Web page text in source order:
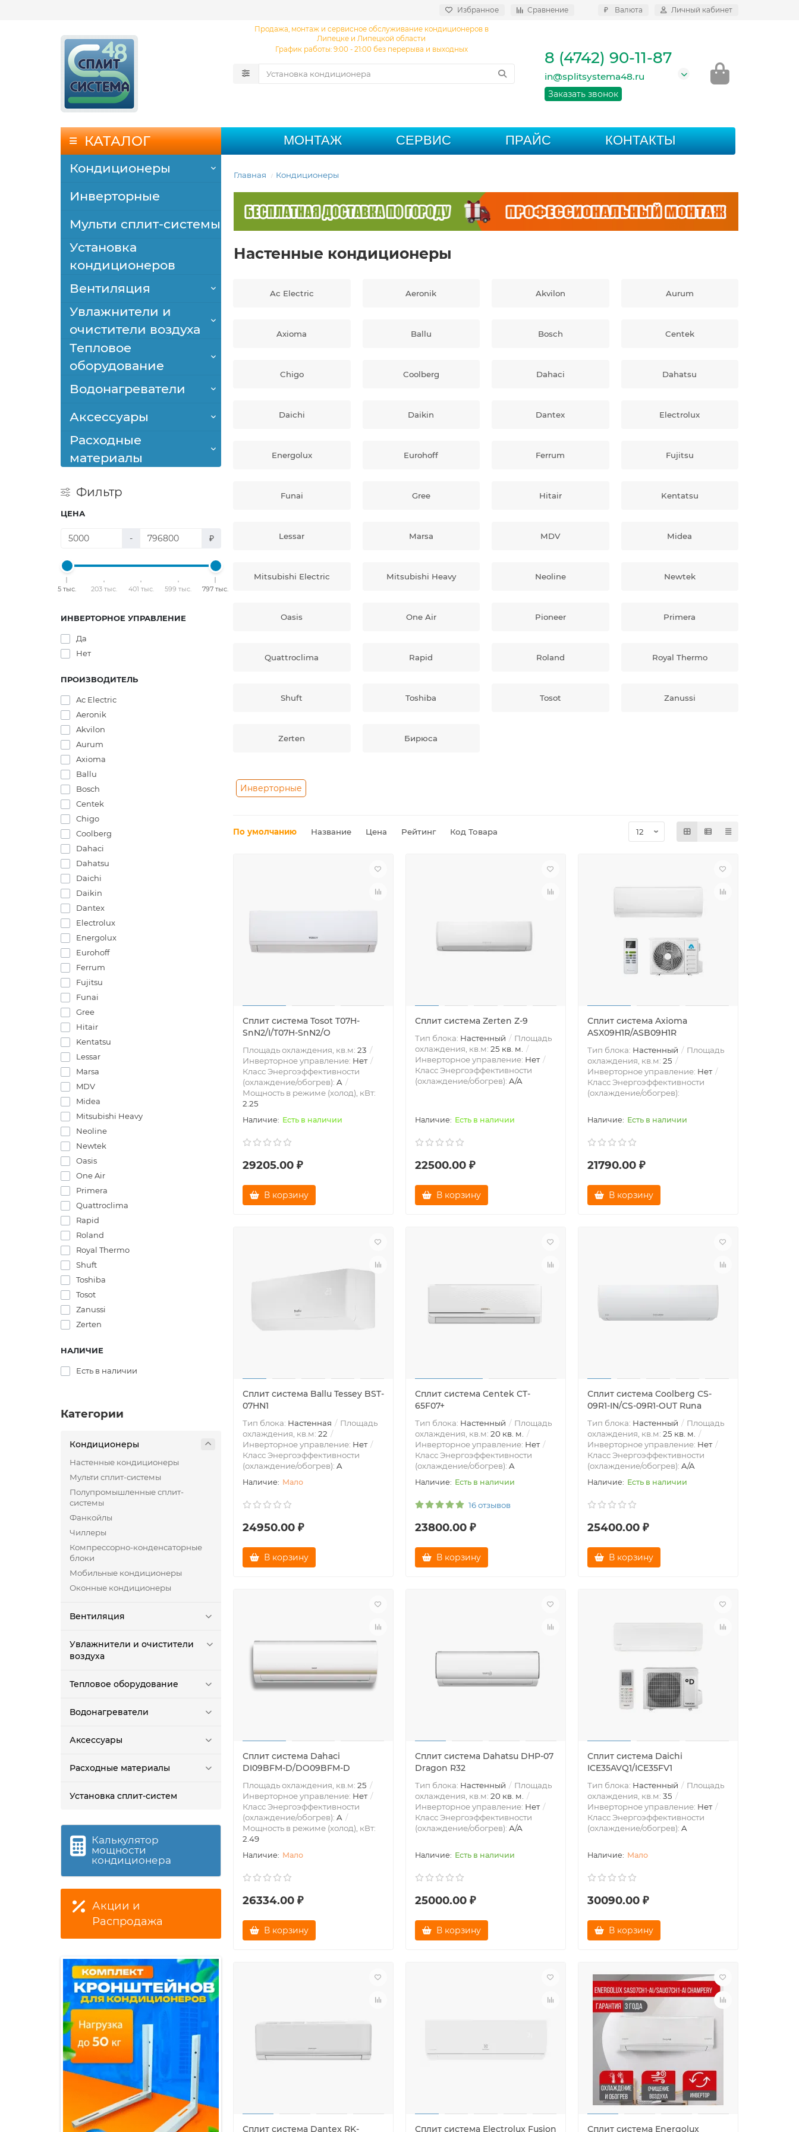
Избранное Сравнение ₽ Валюта Личный кабинет
Продажа, монтаж и сервисное обслуживание кондиционеров в
Липецке и Липецкой области
График работы: 9:00 - 21:00 без перерыва и выходных
8 (4742) 90-11-87
in@splitsystema48.ru
Заказать звонок
КАТАЛОГ
Кондиционеры
Инверторные
Мульти сплит-системы
Установка
кондиционеров
Вентиляция
Увлажнители и
очистители воздуха
Тепловое
оборудование
Водонагреватели
Аксессуары
Расходные
материалы
МОНТАЖ СЕРВИС ПРАЙС КОНТАКТЫ
Главная Кондиционеры
Настенные кондиционеры
Фильтр
ЦЕНА
- ₽
5 тыс. 203 тыс. 401 тыс. 599 тыс. 797 тыс.
ИНВЕРТОРНОЕ УПРАВЛЕНИЕ
Да
Нет
ПРОИЗВОДИТЕЛЬ
Ac Electric
Aeronik
Akvilon
Aurum
Axioma
Ballu
Bosch
Centek
Chigo
Coolberg
Dahaci
Dahatsu
Daichi
Daikin
Dantex
Electrolux
Energolux
Eurohoff
Ferrum
Fujitsu
Funai
Gree
Hitair
Kentatsu
Lessar
Marsa
MDV
Midea
Mitsubishi Heavy
Neoline
Newtek
Oasis
One Air
Primera
Quattroclima
Rapid
Roland
Royal Thermo
Shuft
Toshiba
Tosot
Zanussi
Zerten
НАЛИЧИЕ
Есть в наличии
Категории
Кондиционеры
Настенные кондиционеры
Мульти сплит-системы
Полупромышленные сплит-
системы
Фанкойлы
Чиллеры
Компрессорно-конденсаторные
блоки
Мобильные кондиционеры
Оконные кондиционеры
Вентиляция
Увлажнители и очистители
воздуха
Тепловое оборудование
Водонагреватели
Аксессуары
Расходные материалы
Установка сплит-систем
Калькулятор
мощности
кондиционера
Акции и
Распродажа
Ac Electric Aeronik Akvilon Aurum
Axioma Ballu Bosch Centek
Chigo Coolberg Dahaci Dahatsu
Daichi Daikin Dantex Electrolux
Energolux Eurohoff Ferrum Fujitsu
Funai Gree Hitair Kentatsu
Lessar Marsa MDV Midea
Mitsubishi Electric Mitsubishi Heavy Neoline Newtek
Oasis One Air Pioneer Primera
Quattroclima Rapid Roland Royal Thermo
Shuft Toshiba Tosot Zanussi
Zerten Бирюса
Инверторные
По умолчанию Название Цена Рейтинг Код Товара
Сплит система Tosot T07H-
SnN2/I/T07H-SnN2/O
Площадь охлаждения, кв.м: 23
Инверторное управление: Нет
Класс Энергоэффективности
(охлаждение/обогрев): A
Мощность в режиме (холод), кВт:
2.25
Есть в наличии
29205.00 ₽
В корзину
Сплит система Zerten Z-9
Тип блока: Настенный
Площадь
охлаждения, кв.м: 25 кв. м.
Инверторное управление: Нет
Класс Энергоэффективности
(охлаждение/обогрев): A/A
Есть в наличии
22500.00 ₽
В корзину
Сплит система Axioma
ASX09H1R/ASB09H1R
Тип блока: Настенный
Площадь
охлаждения, кв.м: 25
Инверторное управление: Нет
Класс Энергоэффективности
(охлаждение/обогрев):
Есть в наличии
21790.00 ₽
В корзину
Сплит система Ballu Tessey BST-
07HN1
Тип блока: Настенная
Площадь
охлаждения, кв.м: 22
Инверторное управление: Нет
Класс Энергоэффективности
(охлаждение/обогрев): A
Мало
24950.00 ₽
В корзину
Сплит система Centek CT-
65F07+
Тип блока: Настенный
Площадь
охлаждения, кв.м: 20 кв. м.
Инверторное управление: Нет
Класс Энергоэффективности
(охлаждение/обогрев): A
Есть в наличии
16 отзывов
23800.00 ₽
В корзину
Сплит система Coolberg CS-
09R1-IN/CS-09R1-OUT Runa
Тип блока: Настенный
Площадь
охлаждения, кв.м: 25 кв. м.
Инверторное управление: Нет
Класс Энергоэффективности
(охлаждение/обогрев): A/A
Есть в наличии
25400.00 ₽
В корзину
Сплит система Dahaci
DI09BFM-D/DO09BFM-D
Площадь охлаждения, кв.м: 25
Инверторное управление: Нет
Класс Энергоэффективности
(охлаждение/обогрев): A
Мощность в режиме (холод), кВт:
2.49
Мало
26334.00 ₽
В корзину
Сплит система Dahatsu DHP-07
Dragon R32
Тип блока: Настенный
Площадь
охлаждения, кв.м: 20 кв. м.
Инверторное управление: Нет
Класс Энергоэффективности
(охлаждение/обогрев): А/А
Есть в наличии
25000.00 ₽
В корзину
Сплит система Daichi
ICE35AVQ1/ICE35FV1
Тип блока: Настенный
Площадь
охлаждения, кв.м: 35
Инверторное управление: Нет
Класс Энергоэффективности
(охлаждение/обогрев): A
Мало
30090.00 ₽
В корзину
Сплит система Dantex RK- Сплит система Electrolux Fusion Сплит система Energolux